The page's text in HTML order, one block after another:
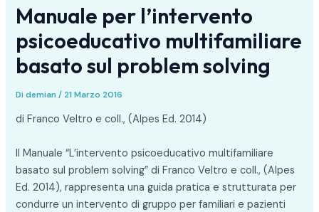
Manuale per l’intervento
psicoeducativo multifamiliare
basato sul problem solving
Didemian/ 21 Marzo 2016
di Franco Veltro e coll., (Alpes Ed. 2014)
Il Manuale “L’intervento psicoeducativo multifamiliare
basato sul problem solving” di Franco Veltro e coll., (Alpes
Ed. 2014), rappresenta una guida pratica e strutturata per
condurre un intervento di gruppo per familiari e pazienti